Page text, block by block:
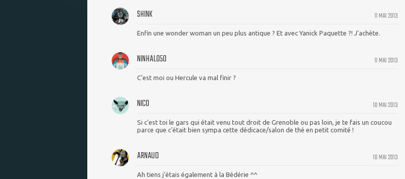
11 MAI 2013
SHINK
Enfin une wonder woman un peu plus antique ? Et avec Yanick Paquette ?! J'achète.
11 MAI 2013
NINHALO50
C'est moi ou Hercule va mal finir ?
10 MAI 2013
NICO
Si c'est toi le gars qui était venu tout droit de Grenoble ou pas loin, je te fais un coucou
parce que c'était bien sympa cette dédicace/salon de thé en petit comité !
10 MAI 2013
ARNAUD
Ah tiens j'étais également à la Bédérie ^^